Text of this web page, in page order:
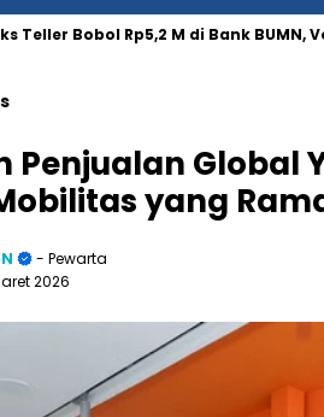
Bobol Rp5,2 M di Bank BUMN,
Penjualan Global
yang
- Pewarta
2026